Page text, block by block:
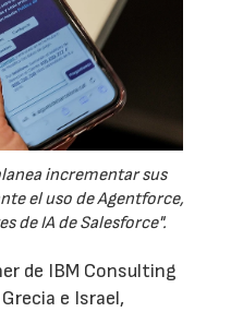
incrementar sus
el uso de Agentforce,
de IA de Salesforce".
de IBM Consulting
e Israel,